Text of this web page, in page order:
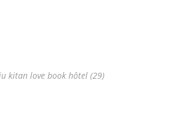
kitan love book hôtel (29)